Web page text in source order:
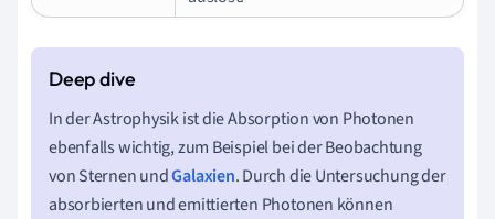
In der Astrophysik ist die Absorption von Photonen
ebenfalls wichtig, zum Beispiel bei der Beobachtung
von Sternen undGalaxien. Durch die Untersuchung der
absorbierten und emittierten Photonen können